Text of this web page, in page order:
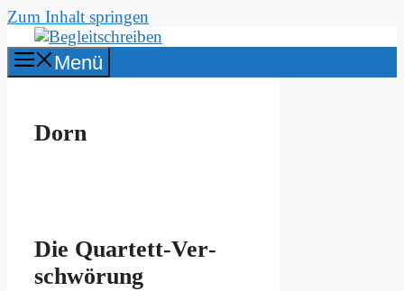
Zum Inhalt springen
Menü
Dorn
Die Quar­tett-Ver­
schwö­rung